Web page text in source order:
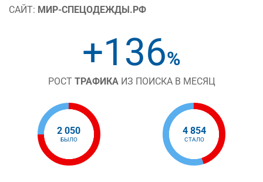
САЙТ: МИР-СПЕЦОДЕЖДЫ.РФ
+136%
РОСТ ТРАФИКАИЗ ПОИСКА В МЕСЯЦ
2 050
БЫЛО
4 854
СТАЛО